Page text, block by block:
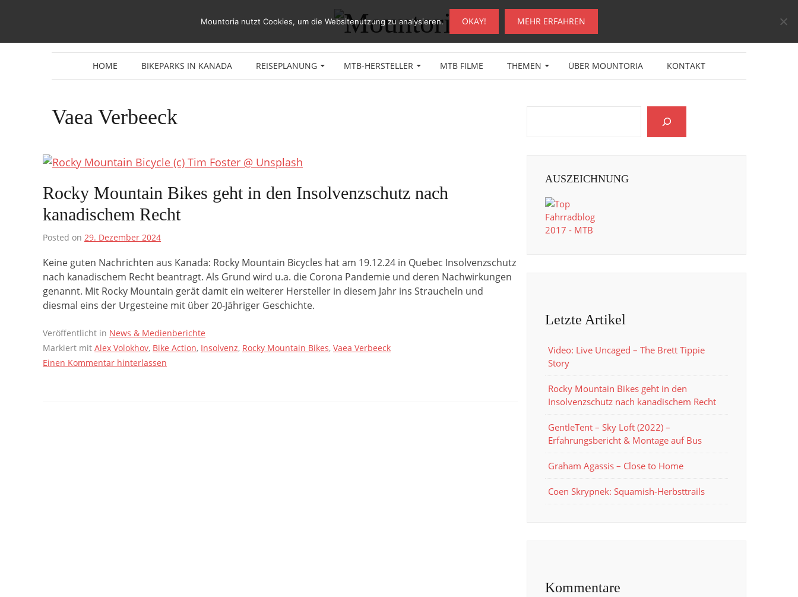
springen
HOME BIKEPARKS IN KANADA REISEPLANUNG MTB-HERSTELLER MTB FILME THEMEN ÜBER MOUNTORIA KONTAKT
Vaea Verbeeck
Rocky Mountain Bikes geht in den Insolvenzschutz nach
kanadischem Recht
Posted on 29. Dezember 2024
Keine guten Nachrichten aus Kanada: Rocky Mountain Bicycles hat am 19.12.24 in Quebec Insolvenzschutz
nach kanadischem Recht beantragt. Als Grund wird u.a. die Corona Pandemie und deren Nachwirkungen
genannt. Mit Rocky Mountain gerät damit ein weiterer Hersteller in diesem Jahr ins Straucheln und
diesmal eins der Urgesteine mit über 20-Jähriger Geschichte.
Veröffentlicht in News & Medienberichte
Markiert mit Alex Volokhov, Bike Action, Insolvenz, Rocky Mountain Bikes, Vaea Verbeeck
Einen Kommentar hinterlassen
AUSZEICHNUNG
Letzte Artikel
Video: Live Uncaged – The Brett Tippie
Story
Rocky Mountain Bikes geht in den
Insolvenzschutz nach kanadischem Recht
GentleTent – Sky Loft (2022) –
Erfahrungsbericht & Montage auf Bus
Graham Agassis – Close to Home
Coen Skrypnek: Squamish-Herbsttrails
Kommentare
Mountoria nutzt Cookies, um die Websitenutzung zu analysieren. OKAY! MEHR ERFAHREN